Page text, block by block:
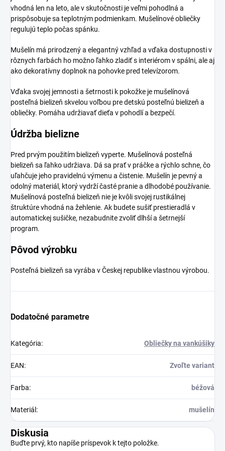
vhodná len na leto, ale v skutočnosti je veľmi pohodlná a
prispôsobuje sa teplotným podmienkam. Mušelínové obliečky
regulujú teplo počas spánku.
Mušelín má prirodzený a elegantný vzhľad a vďaka dostupnosti v
rôznych farbách ho možno ľahko zladiť s interiérom v spálni, ale aj
ako dekoratívny doplnok na pohovke pred televízorom.
Vďaka svojej jemnosti a šetrnosti k pokožke je mušelínová
posteľná bielizeň skvelou voľbou pre detskú posteľnú bielizeň a
obliečky. Pomáha udržiavať dieťa v pohodlí a bezpečí.
Údržba bielizne
Pred prvým použitím bielizeň vyperte. Mušelínová posteľná
bielizeň sa ľahko udržiava. Dá sa prať v práčke a rýchlo schne, čo
uľahčuje jeho pravidelnú výmenu a čistenie. Mušelín je pevný a
odolný materiál, ktorý vydrží časté pranie a dlhodobé používanie.
Mušelínová posteľná bielizeň nie je kvôli svojej rustikálnej
štruktúre vhodná na žehlenie. Ak budete sušiť prestieradlá v
automatickej sušičke, nezabudnite zvoliť dlhší a šetrnejší
program.
Pôvod výrobku
Posteľná bielizeň sa vyrába v Českej republike vlastnou výrobou.
Dodatočné parametre
Kategória: Obliečky na vankúšiky
EAN: Zvoľte variant
Farba: béžová
Materiál : mušelín
Diskusia
Buďte prvý, kto napíše príspevok k tejto položke.